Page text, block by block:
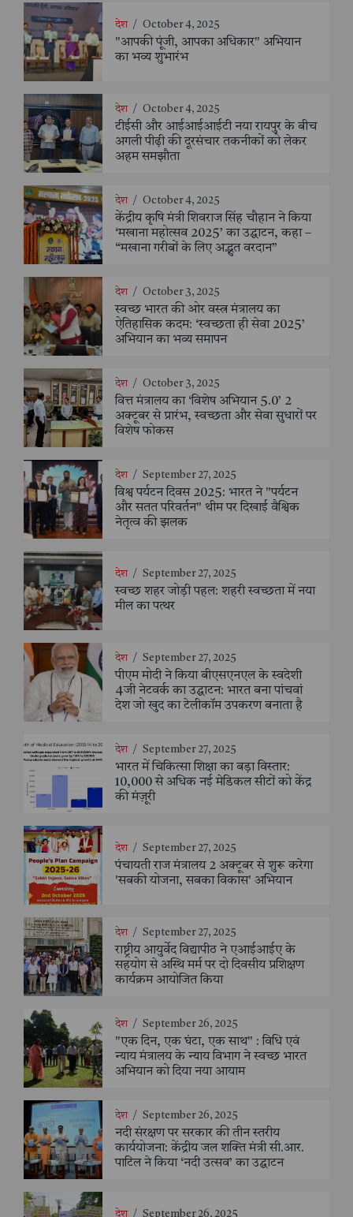
देश / October 4, 2025
"आपकी पूंजी, आपका अधिकार" अभियान
का भव्य शुभारंभ
देश / October 4, 2025
टीईसी और आईआईआईटी नया रायपुर के बीच
अगली पीढ़ी की दूरसंचार तकनीकों को लेकर
अहम समझौता
देश / October 4, 2025
केंद्रीय कृषि मंत्री शिवराज सिंह चौहान ने किया
‘मखाना महोत्सव 2025’ का उद्घाटन, कहा –
“मखाना गरीबों के लिए अद्भुत वरदान”
देश / October 3, 2025
स्वच्छ भारत की ओर वस्त्र मंत्रालय का
ऐतिहासिक कदम: ‘स्वच्छता ही सेवा 2025’
अभियान का भव्य समापन
देश / October 3, 2025
वित्त मंत्रालय का ‘विशेष अभियान 5.0’ 2
अक्टूबर से प्रारंभ, स्वच्छता और सेवा सुधारों पर
विशेष फोकस
देश / September 27, 2025
विश्व पर्यटन दिवस 2025: भारत ने "पर्यटन
और सतत परिवर्तन" थीम पर दिखाई वैश्विक
नेतृत्व की झलक
देश / September 27, 2025
स्वच्छ शहर जोड़ी पहल: शहरी स्वच्छता में नया
मील का पत्थर
देश / September 27, 2025
पीएम मोदी ने किया बीएसएनएल के स्वदेशी
4जी नेटवर्क का उद्घाटन: भारत बना पांचवां
देश जो खुद का टेलीकॉम उपकरण बनाता है
देश / September 27, 2025
भारत में चिकित्सा शिक्षा का बड़ा विस्तार:
10,000 से अधिक नई मेडिकल सीटों को केंद्र
की मंज़ूरी
देश / September 27, 2025
पंचायती राज मंत्रालय 2 अक्टूबर से शुरू करेगा
'सबकी योजना, सबका विकास' अभियान
देश / September 27, 2025
राष्ट्रीय आयुर्वेद विद्यापीठ ने एआईआईए के
सहयोग से अस्थि मर्म पर दो दिवसीय प्रशिक्षण
कार्यक्रम आयोजित किया
देश / September 26, 2025
"एक दिन, एक घंटा, एक साथ" : विधि एवं
न्याय मंत्रालय के न्याय विभाग ने स्वच्छ भारत
अभियान को दिया नया आयाम
देश / September 26, 2025
नदी संरक्षण पर सरकार की तीन स्तरीय
कार्ययोजना: केंद्रीय जल शक्ति मंत्री सी.आर.
पाटिल ने किया ‘नदी उत्सव’ का उद्घाटन
देश / September 26, 2025